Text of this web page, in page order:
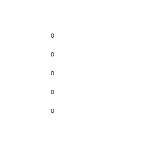
0
0
0
0
0